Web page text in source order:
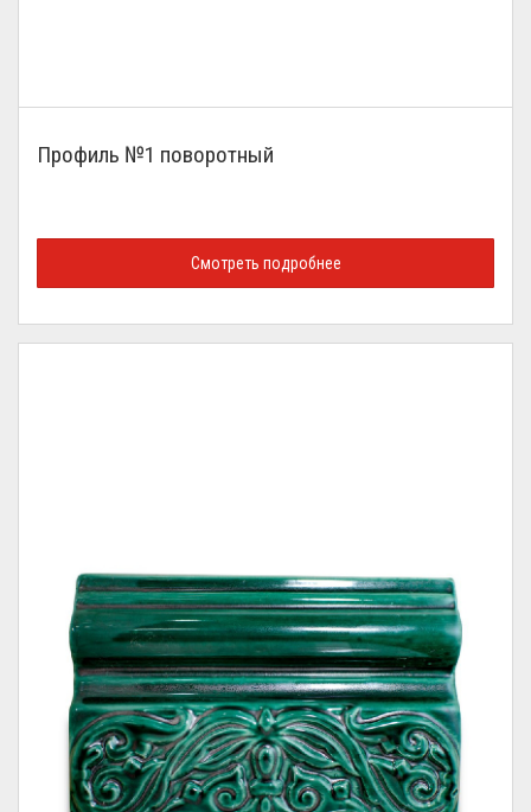
Профиль №1 поворотный
Смотреть подробнее